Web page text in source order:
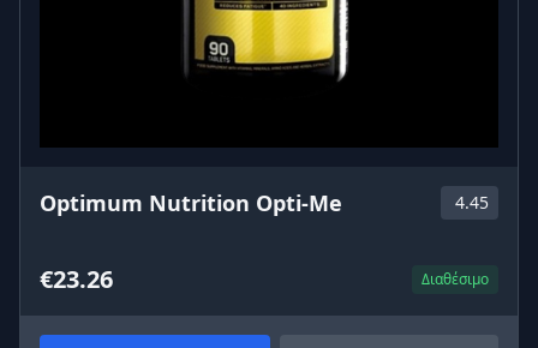
Optimum Nutrition Opti-Me 4.45
€23.26 Διαθέσιμο